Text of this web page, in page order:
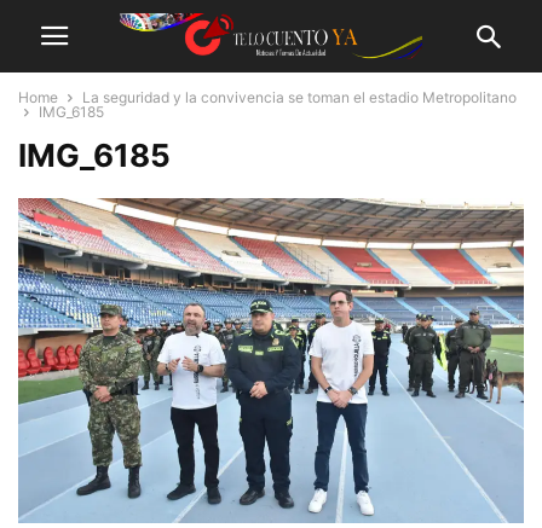
Home
La seguridad y la convivencia se toman el estadio Metropolitano
IMG_6185
IMG_6185